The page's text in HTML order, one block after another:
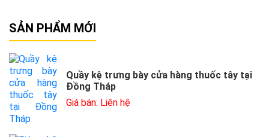
SẢN PHẨM MỚI
Quầy kệ trưng bày cửa hàng thuốc tây tại
Đồng Tháp
Giá bán: Liên hệ